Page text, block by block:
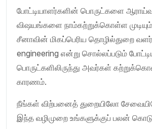
போட்டியாளர்களின் பொருட்களை
விஷயங்களை நாம்கற்றுக்கொள்ள
சீனாவின் மிகப்பெரிய தொழில்துறை
engineering என்று சொல்லப்படும்
பொருட்களிலிருந்து அவர்கள்
காரணம்.
நீங்கள் விற்பனைத் துறையிலோ
இந்த வழிமுறை உங்களுக்குப் பலன்